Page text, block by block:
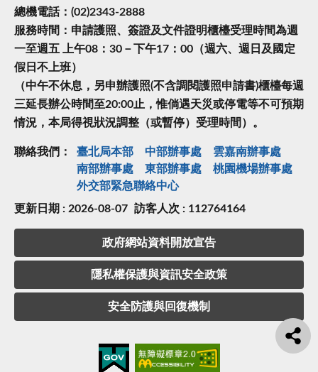
總機電話：(02)2343-2888
服務時間：申請護照、簽證及文件證明櫃檯受理時間為週
一至週五 上午08：30－下午17：00（週六、週日及國定
假日不上班）
（中午不休息，另申辦護照(不含調閱護照申請書)櫃檯每週
三延長辦公時間至20:00止，惟倘遇天災或停電等不可預期
情況，本局得視狀況調整（或暫停）受理時間）。
聯絡我們： 臺北局本部 中部辦事處
雲嘉南辦事處
南部辦事處
東部辦事處
桃園機場辦事處
外交部緊急聯絡中⼼
更新日期 : 2026-08-07 訪客人次 : 112764164
政府網站資料開放宣告
隱私權保護與資訊安全政策
安全防護與回復機制